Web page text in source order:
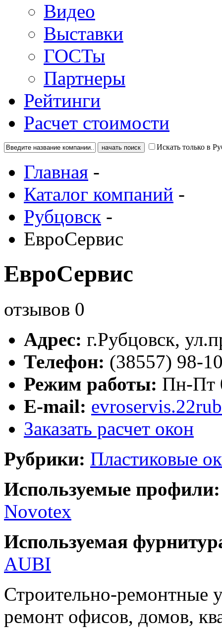
Видео
Выставки
ГОСТы
Партнеры
Рейтинги
Расчет стоимости
Искать только в
Главная -
Каталог компаний -
Рубцовск -
ЕвроСервис
ЕвроСервис
отзывов 0
Адрес: г.Рубцовск,
Телефон: (38557) 98-
Режим работы: Пн-Пт
E-mail:
Заказать расчет окон
Рубрики: Пластиковые
Используемые профили:
Novotex
Используемая
AUBI
Строительно-
ремонт офисов, домов,